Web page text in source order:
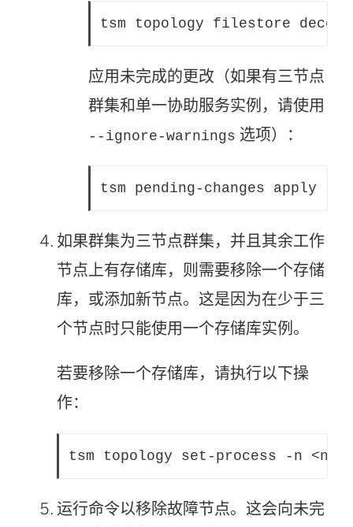
tsm topology filestore
应用未完成的更改（如果有三节点
群集和单一协助服务实例，请使用
--ignore-warnings 选项）：
tsm pending-changes apply --
如果群集为三节点群集，并且其余工作
节点上有存储库，则需要移除一个存储
库，或添加新节点。这是因为在少于三
个节点时只能使用一个存储库实例。
若要移除一个存储库，请执行以下操
作：
tsm topology set-process -n
运行命令以移除故障节点。这会向未完